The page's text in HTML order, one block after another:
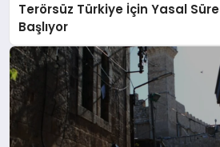
Terörsüz Türkiye İçin Yasal
Başlıyor